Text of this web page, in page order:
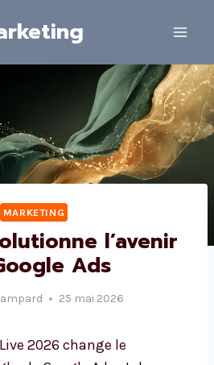
MARKETING
l’avenir
Ads
25 mai 2026
2026 change le